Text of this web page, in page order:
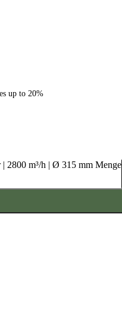
up to 20%
2800 m³/h | Ø 315 mm Menge